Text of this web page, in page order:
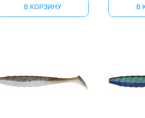
В КОРЗИНУ В